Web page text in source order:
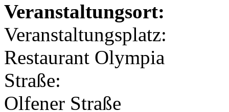
Veranstaltungsort:
Veranstaltungsplatz:
Restaurant Olympia
Straße:
Olfener Straße